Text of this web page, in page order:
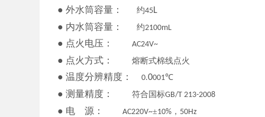
● 外水筒容量 ： 约45L
● 内水筒容量 ： 约2100mL
● 点火电压 ： AC24V~
● 点火方式 ： 熔断式棉线点火
● 温度分辨精度： 0.0001℃
● 测量精度 ： 符合国标GB/T 213-2008
● 电 源 ： AC220V~±10% ， 50Hz